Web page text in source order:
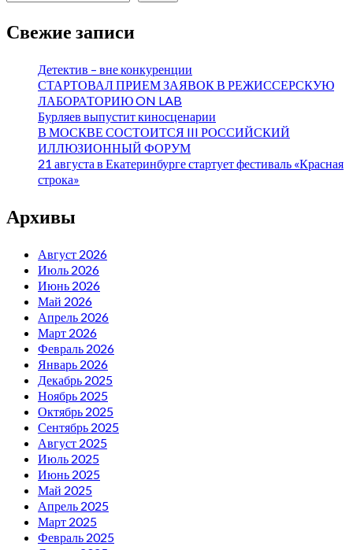
Свежие записи
Детектив – вне конкуренции
СТАРТОВАЛ ПРИЕМ ЗАЯВОК В РЕЖИССЕРСКУЮ
ЛАБОРАТОРИЮ ON LAB
Бурляев выпустит киносценарии
В МОСКВЕ СОСТОИТСЯ III РОССИЙСКИЙ
ИЛЛЮЗИОННЫЙ ФОРУМ
21 августа в Екатеринбурге стартует фестиваль «Красная
строка»
Архивы
Август 2026
Июль 2026
Июнь 2026
Май 2026
Апрель 2026
Март 2026
Февраль 2026
Январь 2026
Декабрь 2025
Ноябрь 2025
Октябрь 2025
Сентябрь 2025
Август 2025
Июль 2025
Июнь 2025
Май 2025
Апрель 2025
Март 2025
Февраль 2025